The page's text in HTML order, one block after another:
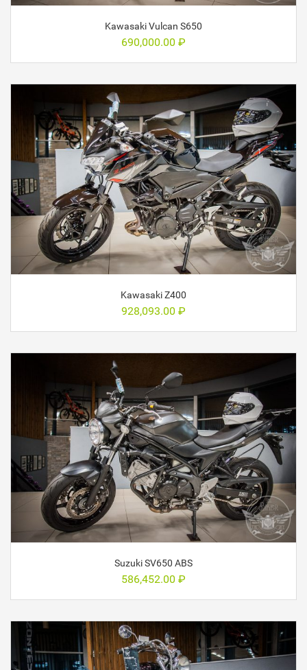
Kawasaki Vulcan S650
690,000.00 ₽
Kawasaki Z400
928,093.00 ₽
Suzuki SV650 ABS
586,452.00 ₽